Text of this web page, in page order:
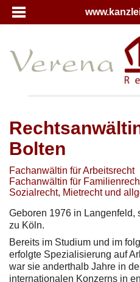
Bolten
Fachanwältin für Arbeitsrecht
Fachanwältin für
Sozialrecht, Mietrecht und
Geboren 1976 in Langenfeld,
zu Köln.
Bereits im Studium und im
erfolgte Spezialisierung auf
war sie anderthalb Jahre in
internationalen Konzerns in